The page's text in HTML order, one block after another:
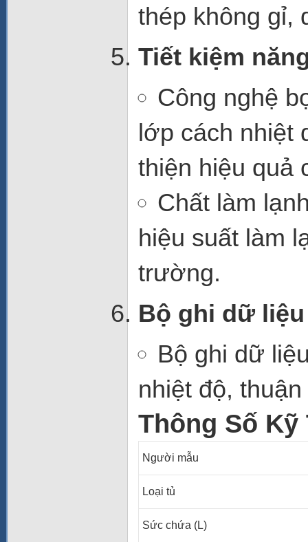
thép không gỉ,
Tiết kiệm
Công nghệ
lớp cách nhiệt
thiện hiệu quả
Chất làm
hiệu suất làm
trường.
Bộ ghi dữ
Bộ ghi dữ
nhiệt độ,
Thông Số Kỹ
Người mẫu
Loại tủ
Sức chứa (L)